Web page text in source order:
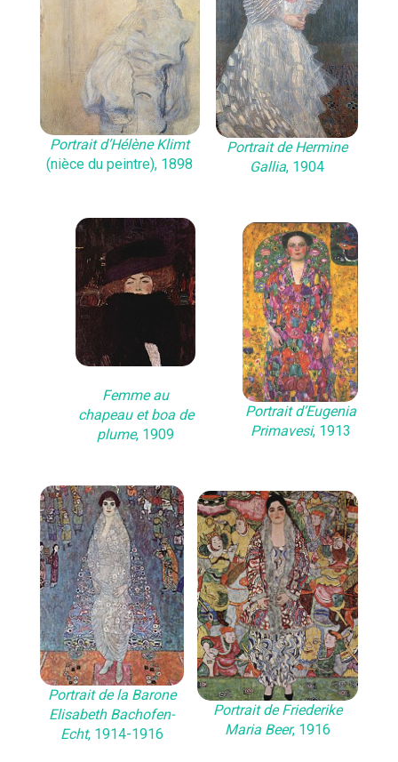
Portrait d’Hélène Klimt
(nièce du peintre), 1898
Portrait de Hermine
Gallia, 1904
Femme au
chapeau et boa de
plume, 1909
Portrait d’Eugenia
Primavesi, 1913
Portrait de la Barone
Elisabeth Bachofen-
Echt, 1914-1916
Portrait de Friederike
Maria Beer, 1916